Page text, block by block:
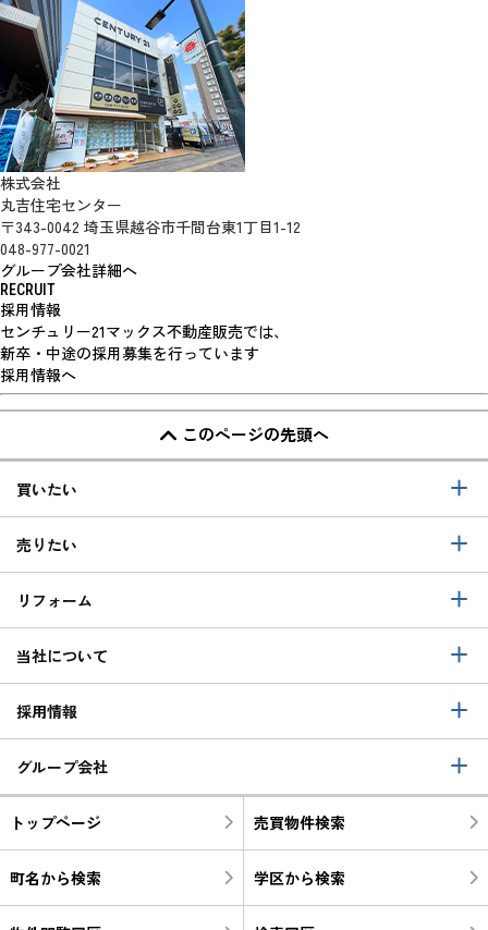
株式会社
丸吉住宅センター
〒343-0042 埼玉県越谷市千間台東1丁目1-12
048-977-0021
グループ会社詳細へ
RECRUIT
採用情報
センチュリー21マックス不動産販売では、
新卒・中途の採用募集を行っています
採用情報へ
このページの先頭へ
買いたい
売りたい
リフォーム
当社について
採用情報
グループ会社
トップページ 売買物件検索
町名から検索 学区から検索